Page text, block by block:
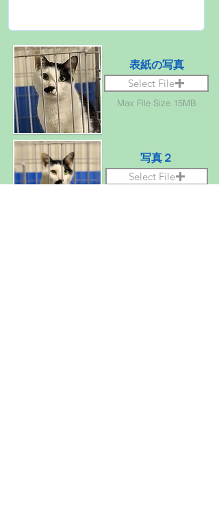
表紙の写真
Select File
Max File Size 15MB
写真２
Select File